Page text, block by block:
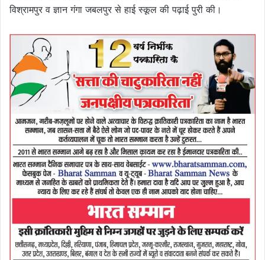
विश्रामपुर व ज्ञान गंगा जबलपुर से हाई स्कूल की पढ़ाई पुरी की।